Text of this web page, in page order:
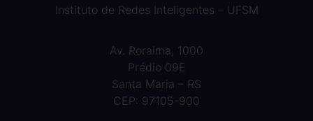
Instituto de Redes Inteligentes – UFSM
Av. Roraima, 1000
Prédio 09E
Santa Maria – RS
CEP: 97105-900